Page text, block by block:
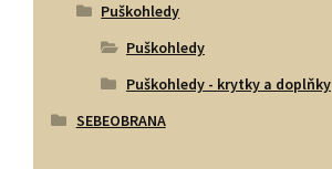
Puškohledy
Puškohledy
Puškohledy - krytky a doplňky
SEBEOBRANA